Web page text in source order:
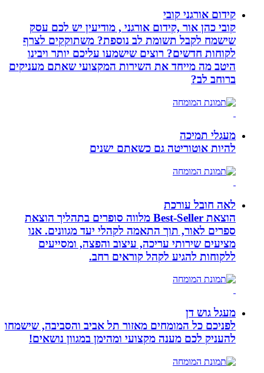
קידום אורגני קובי
קובי כהן אור ,קידום אורגני , מודיעין יש לכם עסק
שישמח לקבל תשומת לב נוספת? משתוקקים לצרף
לקוחות חדשים? רוצים שישמעו עליכם יותר ויבינו
היטב מה מייחד את השירות המקצועי שאתם מעניקים
ברוחב לב?
מעגלי תמיכה
להיות אוטוריטה גם כשאתם ישנים
לאה חובל עורכת
הוצאת Best-Seller מלווה סופרים בתהליך הוצאת
ספרים לאור, תוך התאמה לקהלי יעד מגוונים. אנו
מציעים שירותי עריכה, עיצוב והפצה, ומסייעים
ללקוחות להגיע לקהל קוראים רחב.
מעגל גוש דן
לפניכם כל המומחים מאזור תל אביב והסביבה, שישמחו
להעניק לכם מענה מקצועי ומהימן במגוון נושאים!